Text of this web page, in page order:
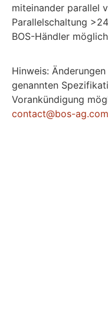
miteinander parallel
Parallelschaltung
BOS-Händler
Hinweis:
genannten
Vorankündigung
contact@bos-ag.com